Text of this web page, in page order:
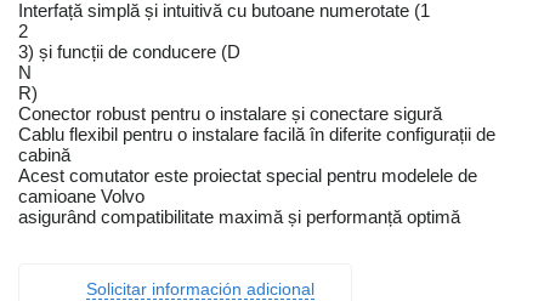
Interfață simplă și intuitivă cu butoane numerotate (1
2
3) și funcții de conducere (D
N
R)
Conector robust pentru o instalare și conectare sigură
Cablu flexibil pentru o instalare facilă în diferite configurații de
cabină
Acest comutator este proiectat special pentru modelele de
camioane Volvo
asigurând compatibilitate maximă și performanță optimă
Solicitar información adicional